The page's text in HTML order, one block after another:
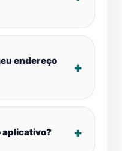
endereço
aplicativo?